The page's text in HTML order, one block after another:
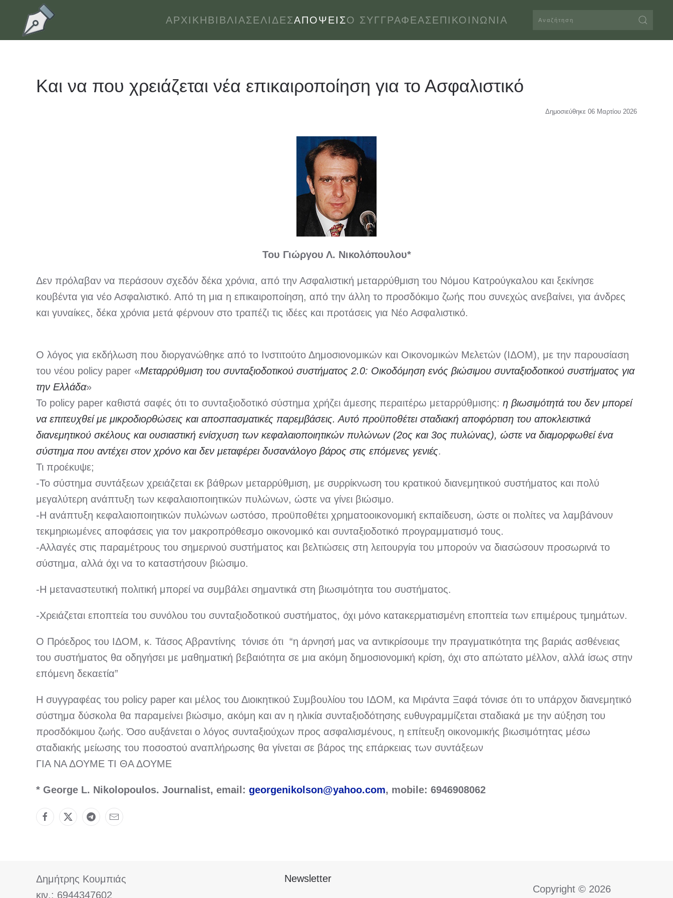
Skip to main content ΑΡΧΙΚΉΒΙΒΛΊΑΣΕΛΊΔΕΣΑΠΌΨΕΙΣΟ ΣΥΓΓΡΑΦΈΑΣΕΠΙΚΟΙΝΩΝΊΑ
Και να που χρειάζεται νέα επικαιροποίηση για το Ασφαλιστικό
Δημοσιεύθηκε 06 Μαρτίου 2026
Του Γιώργου Λ. Νικολόπουλου*
Δεν πρόλαβαν να περάσουν σχεδόν δέκα χρόνια, από την Ασφαλιστική μεταρρύθμιση του Νόμου Κατρούγκαλου και ξεκίνησε
κουβέντα για νέο Ασφαλιστικό. Από τη μια η επικαιροποίηση, από την άλλη το προσδόκιμο ζωής που συνεχώς ανεβαίνει, για άνδρες
και γυναίκες, δέκα χρόνια μετά φέρνουν στο τραπέζι τις ιδέες και προτάσεις για Νέο Ασφαλιστικό.
Ο λόγος για εκδήλωση που διοργανώθηκε από το Ινστιτούτο Δημοσιονομικών και Οικονομικών Μελετών (ΙΔΟΜ), με την παρουσίαση
του νέου policy paper «Μεταρρύθμιση του συνταξιοδοτικού συστήματος 2.0: Οικοδόμηση ενός βιώσιμου συνταξιοδοτικού συστήματος για
την Ελλάδα»
Το policy paper καθιστά σαφές ότι το συνταξιοδοτικό σύστημα χρήζει άμεσης περαιτέρω μεταρρύθμισης: η βιωσιμότητά του δεν μπορεί
να επιτευχθεί με μικροδιορθώσεις και αποσπασματικές παρεμβάσεις. Αυτό προϋποθέτει σταδιακή αποφόρτιση του αποκλειστικά
διανεμητικού σκέλους και ουσιαστική ενίσχυση των κεφαλαιοποιητικών πυλώνων (2ος και 3ος πυλώνας), ώστε να διαμορφωθεί ένα
σύστημα που αντέχει στον χρόνο και δεν μεταφέρει δυσανάλογο βάρος στις επόμενες γενιές.
Τι προέκυψε;
-Το σύστημα συντάξεων χρειάζεται εκ βάθρων μεταρρύθμιση, με συρρίκνωση του κρατικού διανεμητικού συστήματος και πολύ
μεγαλύτερη ανάπτυξη των κεφαλαιοποιητικών πυλώνων, ώστε να γίνει βιώσιμο.
-Η ανάπτυξη κεφαλαιοποιητικών πυλώνων ωστόσο, προϋποθέτει χρηματοοικονομική εκπαίδευση, ώστε οι πολίτες να λαμβάνουν
τεκμηριωμένες αποφάσεις για τον μακροπρόθεσμο οικονομικό και συνταξιοδοτικό προγραμματισμό τους.
-Αλλαγές στις παραμέτρους του σημερινού συστήματος και βελτιώσεις στη λειτουργία του μπορούν να διασώσουν προσωρινά το
σύστημα, αλλά όχι να το καταστήσουν βιώσιμο.
-Η μεταναστευτική πολιτική μπορεί να συμβάλει σημαντικά στη βιωσιμότητα του συστήματος.
-Χρειάζεται εποπτεία του συνόλου του συνταξιοδοτικού συστήματος, όχι μόνο κατακερματισμένη εποπτεία των επιμέρους τμημάτων.
Ο Πρόεδρος του ΙΔΟΜ, κ. Τάσος Αβραντίνης τόνισε ότι “η άρνησή μας να αντικρίσουμε την πραγματικότητα της βαριάς ασθένειας
του συστήματος θα οδηγήσει με μαθηματική βεβαιότητα σε μια ακόμη δημοσιονομική κρίση, όχι στο απώτατο μέλλον, αλλά ίσως στην
επόμενη δεκαετία”
Η συγγραφέας του policy paper και μέλος του Διοικητικού Συμβουλίου του ΙΔΟΜ, κα Μιράντα Ξαφά τόνισε ότι το υπάρχον διανεμητικό
σύστημα δύσκολα θα παραμείνει βιώσιμο, ακόμη και αν η ηλικία συνταξιοδότησης ευθυγραμμίζεται σταδιακά με την αύξηση του
προσδόκιμου ζωής. Όσο αυξάνεται ο λόγος συνταξιούχων προς ασφαλισμένους, η επίτευξη οικονομικής βιωσιμότητας μέσω
σταδιακής μείωσης του ποσοστού αναπλήρωσης θα γίνεται σε βάρος της επάρκειας των συντάξεων
ΓΙΑ ΝΑ ΔΟΥΜΕ ΤΙ ΘΑ ΔΟΥΜΕ
* George L. Nikolopoulos. Journalist, email: georgenikolson@yahoo.com, mobile: 6946908062
Δημήτρης Κουμπιάς
κιν.: 6944347602
Newsletter
Copyright © 2026